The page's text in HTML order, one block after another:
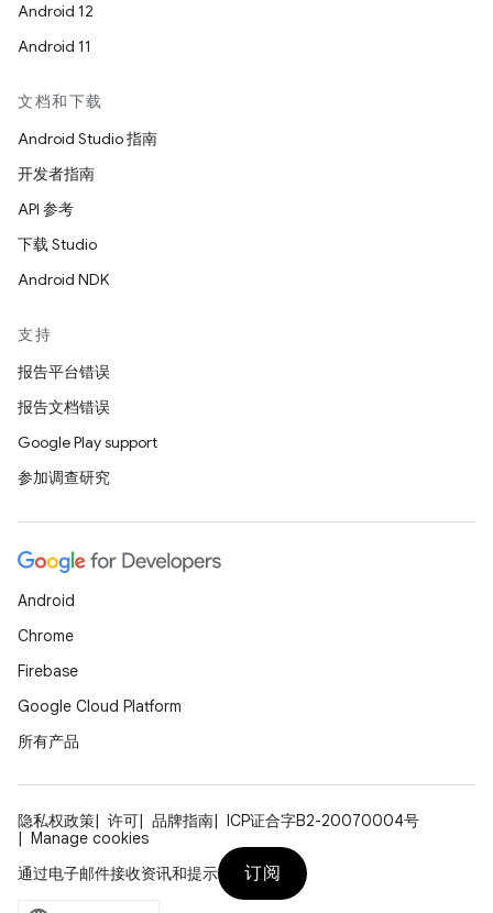
Android 12
Android 11
文档和下载
Android Studio 指南
开发者指南
API 参考
下载 Studio
Android NDK
支持
报告平台错误
报告文档错误
Google Play support
参加调查研究
Android
Chrome
Firebase
Google Cloud Platform
所有产品
隐私权政策 许可 品牌指南
ICP证合字B2-20070004号
Manage cookies
通过电子邮件接收资讯和提示
订阅